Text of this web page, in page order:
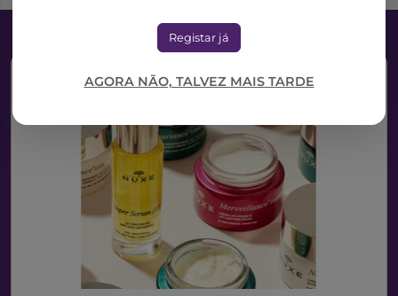
Registar já
AGORA NÃO, TALVEZ MAIS TARDE